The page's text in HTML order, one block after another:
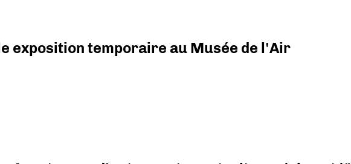
exposition temporaire au Musée de l'Air